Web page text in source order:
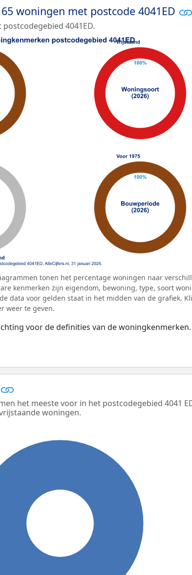
woningen met postcode 4041ED
4041ED.
tonen het percentage woningen naar
kenmerken zijn eigendom, bewoning, type, soort
data voor gelden staat in het midden van de grafiek.
weer te geven.
voor de definities van de woningkenmerken.
het meeste voor in het postcodegebied 4041
woningen.